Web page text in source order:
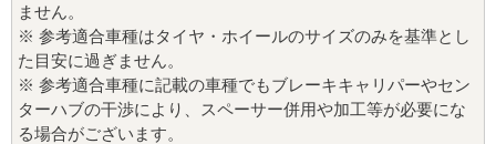
ません。
※ 参考適合車種はタイヤ・ホイールのサイズのみを基準とし
た目安に過ぎません。
※ 参考適合車種に記載の車種でもブレーキキャリパーやセン
ターハブの干渉により、スペーサー併用や加工等が必要にな
る場合がございます。